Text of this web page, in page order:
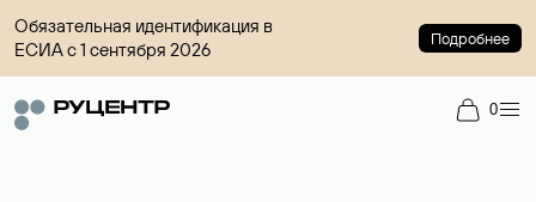
Обязательная идентификация в
ЕСИА с 1 сентября 2026
Подробнее
0